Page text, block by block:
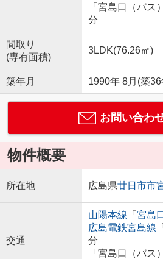
「宮島口（バ
分
間取り
(専有面積)
3LDK(76.26㎡)
築年月 1990年 8月(築36
お問い合わ
物件概要
所在地 広島県廿日市市
交通
山陽本線 「 宮島
広島電鉄宮島線 「
分
「宮島口（バ